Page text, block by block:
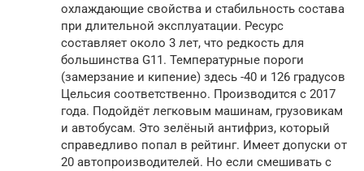
охлаждающие свойства и стабильность состава
при длительной эксплуатации. Ресурс
составляет около 3 лет, что редкость для
большинства G11. Температурные пороги
(замерзание и кипение) здесь -40 и 126 градусов
Цельсия соответственно. Производится с 2017
года. Подойдёт легковым машинам, грузовикам
и автобусам. Это зелёный антифриз, который
справедливо попал в рейтинг. Имеет допуски от
20 автопроизводителей. Но если смешивать с